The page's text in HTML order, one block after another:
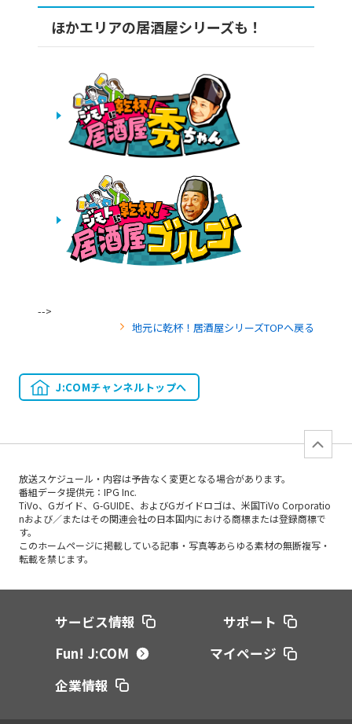
ほかエリアの居酒屋シリーズも！
-->
地元に乾杯！居酒屋シリーズTOPへ戻る
J:COMチャンネルトップへ
放送スケジュール・内容は予告なく変更となる場合があります。
番組データ提供元：IPG Inc.
TiVo、Gガイド、G-GUIDE、およびGガイドロゴは、米国TiVo Corporatio
nおよび／またはその関連会社の日本国内における商標または登録商標で
す。
このホームページに掲載している記事・写真等あらゆる素材の無断複写・
転載を禁じます。
サービス情報
サポート
Fun! J:COM
マイページ
企業情報